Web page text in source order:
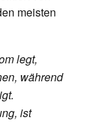
meisten
legt,
während
ist